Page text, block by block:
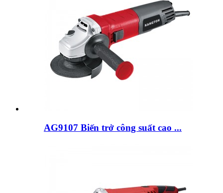
AG9107 Biến trở công suất cao ...